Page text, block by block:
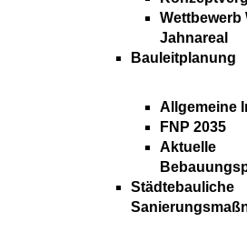
Wettbewerb
Jahnareal
Bauleitplanung
Allgemeine
FNP 2035
Aktuelle
Städtebauliche